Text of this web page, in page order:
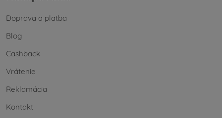
Doprava a platba
Blog
Cashback
Vrátenie
Reklamácia
Kontakt